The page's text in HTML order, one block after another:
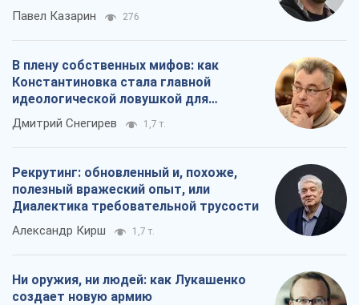
Павел Казарин 276
В плену собственных мифов: как
Константиновка стала главной
идеологической ловушкой для
российских оккупантов
Дмитрий Снегирев 1,7 т.
Рекрутинг: обновленный и, похоже,
полезный вражеский опыт, или
Диалектика требовательной трусости
Александр Кирш 1,7 т.
Ни оружия, ни людей: как Лукашенко
создает новую армию